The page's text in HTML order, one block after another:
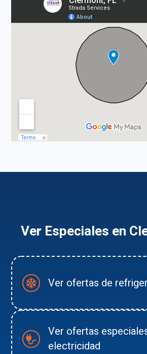
Ver Especiales en
Ver ofertas de
Ver ofertas
electricidad